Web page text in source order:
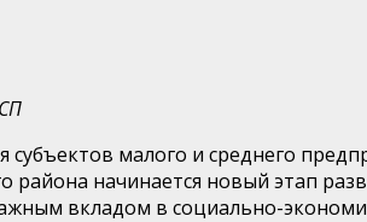
малого и среднего
района начинается новый этап
вкладом в социально-